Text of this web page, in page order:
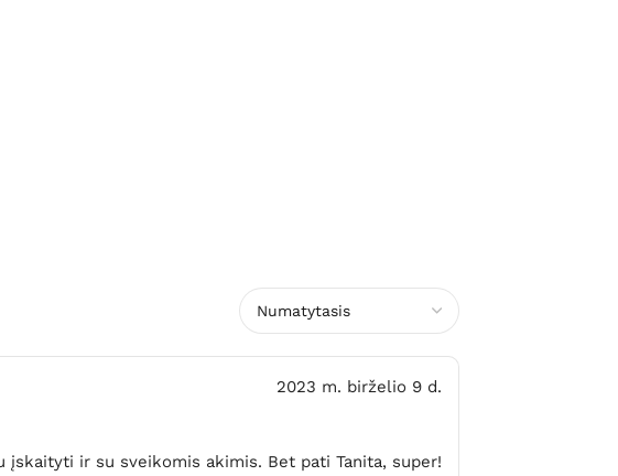
2023 m. birželio 9 d.
ir su sveikomis akimis. Bet pati Tanita, super!